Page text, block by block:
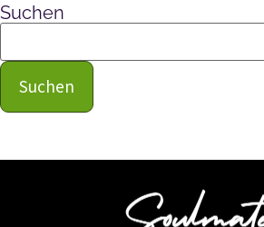
Suchen
Suchen